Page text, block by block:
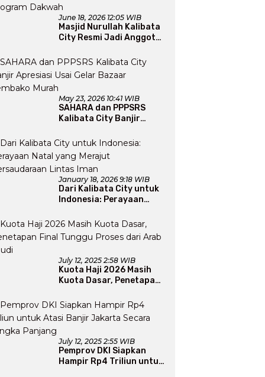
June 18, 2026 12:05 WIB
Masjid Nurullah Kalibata
City Resmi Jadi Anggota
Perluas Program Dakwah
May 23, 2026 10:41 WIB
SAHARA dan PPPSRS
Kalibata City Banjir
Bazaar Sembako Murah
January 18, 2026 9:18 WIB
Dari Kalibata City untuk
Indonesia: Perayaan
Persaudaraan Lintas
Iman
July 12, 2025 2:58 WIB
Kuota Haji 2026 Masih
Kuota Dasar, Penetapan
Arab Saudi
July 12, 2025 2:55 WIB
Pemprov DKI Siapkan
Hampir Rp4 Triliun untuk